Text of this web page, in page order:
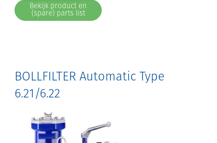
Bekijk product en
(spare) parts list
BOLLFILTER Automatic Type
6.21/6.22